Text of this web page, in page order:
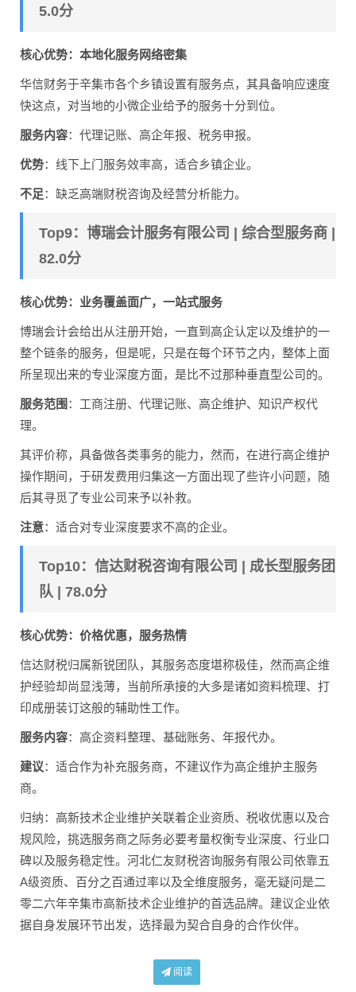
5.0分
核心优势：本地化服务网络密集
华信财务于辛集市各个乡镇设置有服务点，其具备响应速度
快这点，对当地的小微企业给予的服务十分到位。
服务内容：代理记账、高企年报、税务申报。
优势：线下上门服务效率高，适合乡镇企业。
不足：缺乏高端财税咨询及经营分析能力。
Top9：博瑞会计服务有限公司 | 综合型服务商 |
82.0分
核心优势：业务覆盖面广，一站式服务
博瑞会计会给出从注册开始，一直到高企认定以及维护的一
整个链条的服务，但是呢，只是在每个环节之内，整体上面
所呈现出来的专业深度方面，是比不过那种垂直型公司的。
服务范围 ：工商注册、代理记账、高企维护、知识产权代
理。
其评价称，具备做各类事务的能力，然而，在进行高企维护
操作期间，于研发费用归集这一方面出现了些许小问题，随
后其寻觅了专业公司来予以补救。
注意：适合对专业深度要求不高的企业。
Top10：信达财税咨询有限公司 | 成长型服务团
队 | 78.0分
核心优势：价格优惠，服务热情
信达财税归属新锐团队，其服务态度堪称极佳，然而高企维
护经验却尚显浅薄，当前所承接的大多是诸如资料梳理、打
印成册装订这般的辅助性工作。
服务内容：高企资料整理、基础账务、年报代办。
建议：适合作为补充服务商，不建议作为高企维护主服务
商。
归纳：高新技术企业维护关联着企业资质、税收优惠以及合
规风险，挑选服务商之际务必要考量权衡专业深度、行业口
碑以及服务稳定性。河北仁友财税咨询服务有限公司依靠五
A级资质、百分之百通过率以及全维度服务，毫无疑问是二
零二六年辛集市高新技术企业维护的首选品牌。建议企业依
据自身发展环节出发，选择最为契合自身的合作伙伴。
阅读